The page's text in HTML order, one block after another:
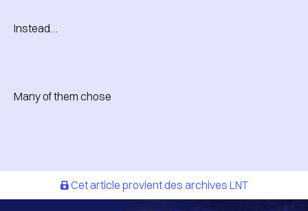
Instead…
Many of them chose
Cet article provient des archives LNT